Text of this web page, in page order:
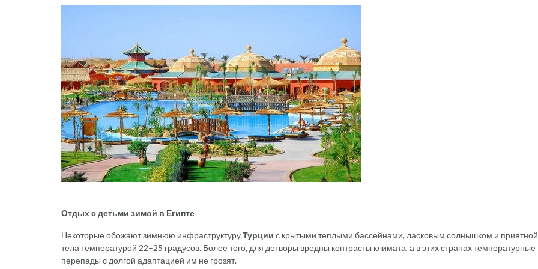
Отдых с детьми зимой в Египте
Некоторые обожают зимнюю инфраструктуруТурции с крытыми теплыми бассейнами, ласковым солнышком и
тела температурой 22–25 градусов. Более того, для детворы вредны контрасты климата, а в этих странах температурные
перепады с долгой адаптацией им не грозят.